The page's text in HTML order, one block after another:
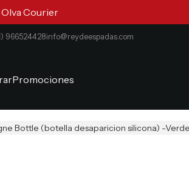
Courier
966524428info@reydeespadas.com
Promociones